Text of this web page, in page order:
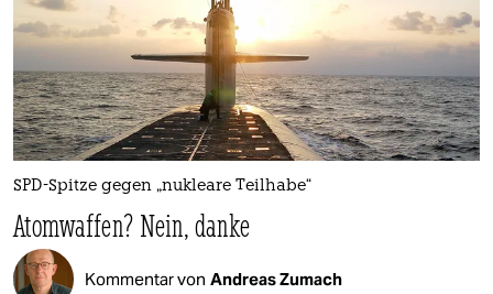
SPD-Spitze gegen „nukleare Teilhabe“
Atomwaffen? Nein, danke
Kommentar von Andreas Zumach